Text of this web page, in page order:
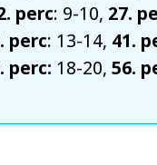
perc: 9-10, 27.
perc: 13-14, 41.
perc: 18-20,56.